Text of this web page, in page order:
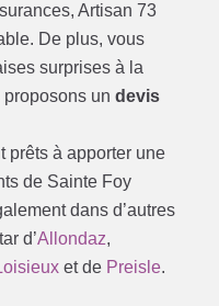
Artisan 73
De plus, vous
surprises à la
proposons undevis
prêts à apporter une
de Sainte Foy
dans d’autres
d’Allondaz,
et de Preisle.